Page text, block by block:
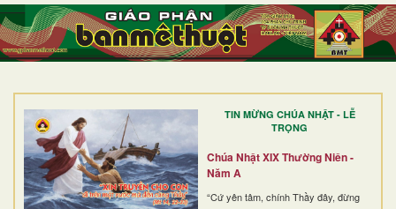
TIN MỪNG CHÚA NHẬT - LỄ
TRỌNG
Chúa Nhật XIX Thường Niên -
Năm A
“Cứ yên tâm, chính Thầy đây, đừng
TRANG NHẤT
GIỚI THIỆU
DÒNG TU
BAN MỤC VỤ
ĐOÀN THỂ CG